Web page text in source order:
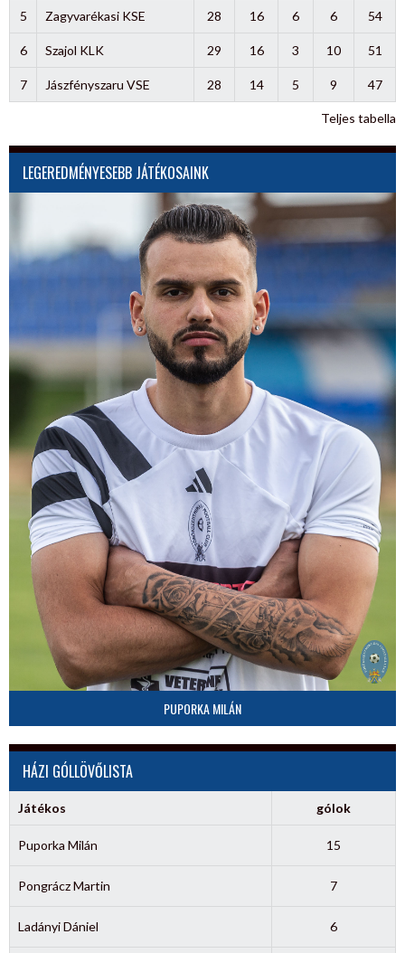
5 Zagyvarékasi KSE 28 16 6 6 54
6 Szajol KLK 29 16 3 10 51
7 Jászfényszaru VSE 28 14 5 9 47
Teljes tabella
LEGEREDMÉNYESEBB JÁTÉKOSAINK
PUPORKA MILÁN
HÁZI GÓLLÖVŐLISTA
Játékos gólok
Puporka Milán 15
Pongrácz Martin 7
Ladányi Dániel 6